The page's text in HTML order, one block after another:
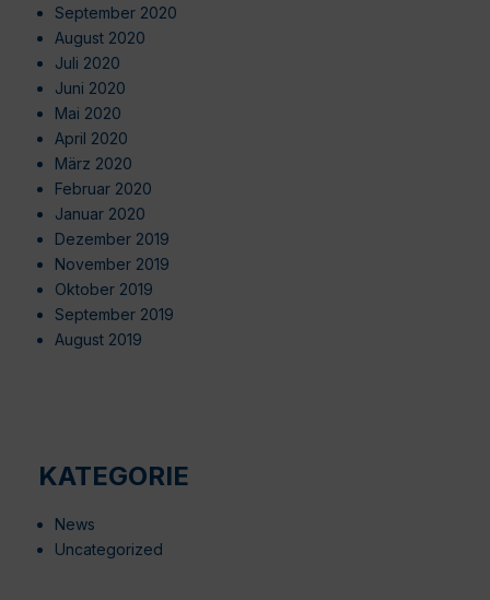
September 2020
August 2020
Juli 2020
Juni 2020
Mai 2020
April 2020
März 2020
Februar 2020
Januar 2020
Dezember 2019
November 2019
Oktober 2019
September 2019
August 2019
KATEGORIE
News
Uncategorized